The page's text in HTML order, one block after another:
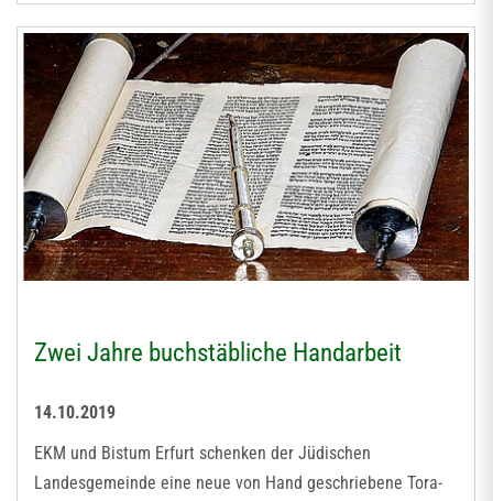
Zwei Jahre buchstäbliche Handarbeit
14.10.2019
EKM und Bistum Erfurt schenken der Jüdischen
Landesgemeinde eine neue von Hand geschriebene Tora-